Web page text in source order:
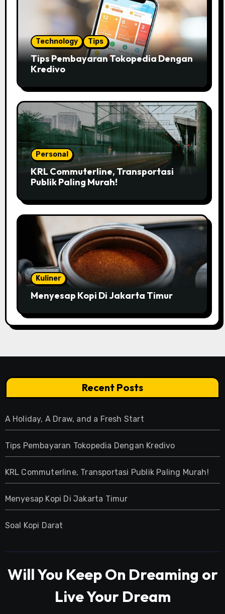
Technology Tips
Tips Pembayaran Tokopedia Dengan
Kredivo
Personal
KRL Commuterline, Transportasi
Publik Paling Murah!
Kuliner
Menyesap Kopi Di Jakarta Timur
Recent Posts
A Holiday, A Draw, and a Fresh Start
Tips Pembayaran Tokopedia Dengan Kredivo
KRL Commuterline, Transportasi Publik Paling Murah!
Menyesap Kopi Di Jakarta Timur
Soal Kopi Darat
Will You Keep On Dreaming or
Live Your Dream